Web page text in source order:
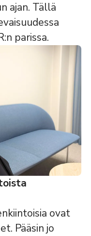
ajan. Tällä
parissa.
ovat
Pääsin jo